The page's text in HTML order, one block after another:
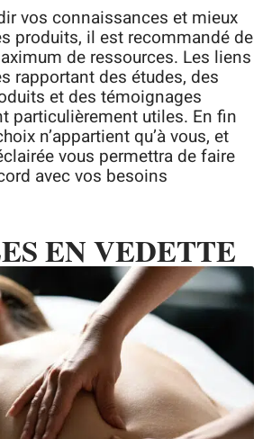
vos connaissances et mieux
produits, il est recommandé de
de ressources. Les liens
rapportant des études, des
et des témoignages
particulièrement utiles. En fin
n’appartient qu’à vous, et
vous permettra de faire
avec vos besoins
EN VEDETTE